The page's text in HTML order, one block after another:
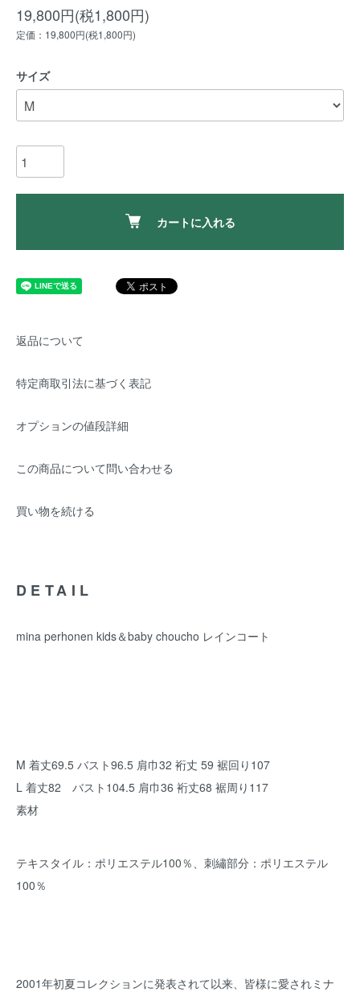
19,800円(税1,800円)
定価：19,800円(税1,800円)
サイズ
カートに入れる
返品について
特定商取引法に基づく表記
オプションの値段詳細
この商品について問い合わせる
買い物を続ける
DETAIL
mina perhonen kids＆baby choucho レインコート
M 着丈69.5 バスト96.5 肩巾32 裄丈 59 裾回り107
L 着丈82 バスト104.5 肩巾36 裄丈68 裾周り117
素材
テキスタイル：ポリエステル100％、刺繡部分：ポリエステル
100％
2001年初夏コレクションに発表されて以来、皆様に愛されミナ